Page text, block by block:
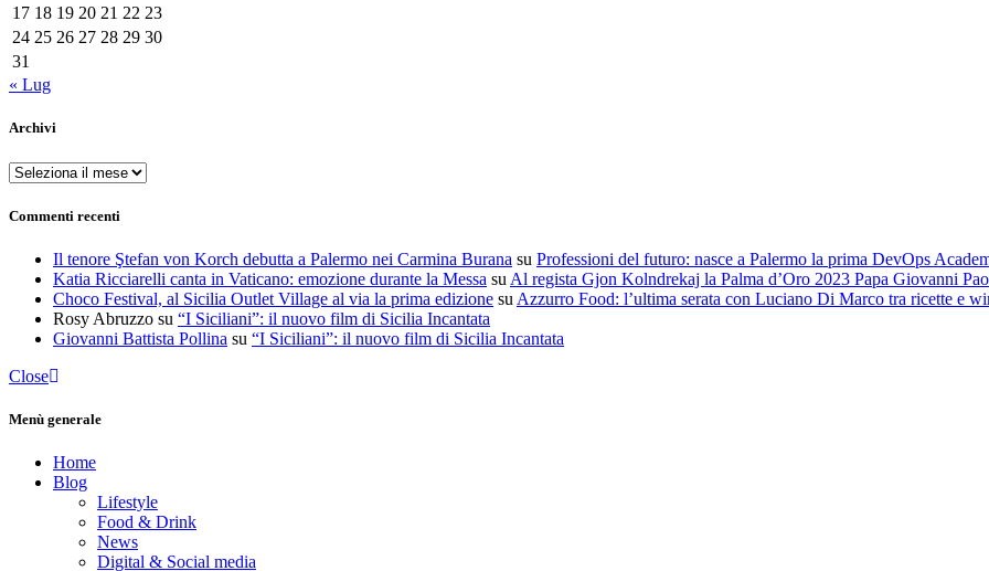
17 18 19 20 21 22 23
24 25 26 27 28 29 30
31
« Lug
Archivi
Archivi
Commenti recenti
Il tenore Ştefan von Korch debutta a Palermo nei Carmina Burana su Professioni del futuro: nasce a Palermo la prima DevOps
Katia Ricciarelli canta in Vaticano: emozione durante la Messa su Al regista Gjon Kolndrekaj la Palma d’Oro 2023 Papa Giovanni
Choco Festival, al Sicilia Outlet Village al via la prima edizione su Azzurro Food: l’ultima serata con Luciano Di Marco tra ricette e
Rosy Abruzzo su “I Siciliani”: il nuovo film di Sicilia Incantata
Giovanni Battista Pollina su “I Siciliani”: il nuovo film di Sicilia Incantata
Close
Menù generale
Home
Blog
Lifestyle
Food & Drink
News
Digital & Social media